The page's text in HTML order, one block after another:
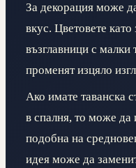
За декорация може
вкус. Цветовете
възглавници с
променят изцяло
Ако имате таванска
в спалня, то може да
подобна на
идея може да